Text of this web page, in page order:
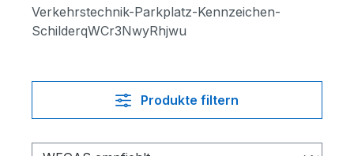
Produkte filtern